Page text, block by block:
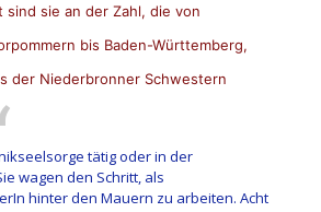
sind sie an der Zahl, die von
bis Baden-Württemberg,
der Niederbronner Schwestern
tätig oder in der
wagen den Schritt, als
hinter den Mauern zu arbeiten. Acht